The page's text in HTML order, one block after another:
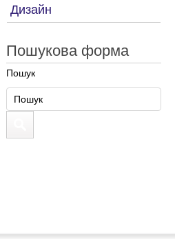
Дизайн
Пошукова форма
Пошук